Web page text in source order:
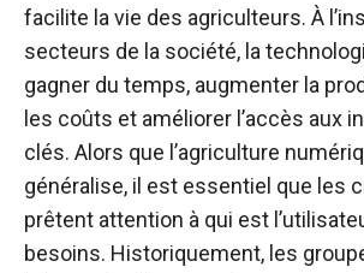
facilite la vie des agriculteurs. À
secteurs de la société, la
gagner du temps, augmenter la
les coûts et améliorer l’accès aux
clés. Alors que l’agriculture
généralise, il est essentiel que les
prêtent attention à qui est
besoins. Historiquement, les